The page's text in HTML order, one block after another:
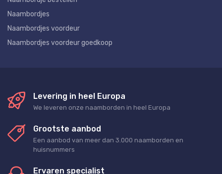
Naambordjes
Naambordjes voordeur
Naambordjes voordeur goedkoop
Levering in heel Europa
We leveren onze naamborden in heel Europa
Grootste aanbod
Een aanbod van meer dan 3.000 naamborden en
huisnummers
Ervaren specialist